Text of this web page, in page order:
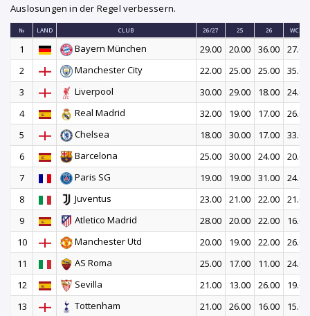
Auslosungen in der Regel verbessern.
№ LAND CLUB 26/27 25 26 WC26
1 Bayern München 29.00 20.00 36.00
27.00
2
Manchester City 22.00 25.00 25.00
35.00
3
Liverpool 30.00 29.00 18.00
24.00
4
Real Madrid 32.00 19.00 17.00
26.00
5
Chelsea 18.00 30.00 17.00
33.00
6
Barcelona 25.00 30.00 24.00
20.00
7
Paris SG 19.00 19.00 31.00
24.00
8
Juventus 23.00 21.00 22.00
21.00
9
Atletico Madrid 28.00 20.00 22.00
16.00
10
Manchester Utd 20.00 19.00 22.00
26.00
11
AS Roma 25.00 17.00 11.00
24.00
12
Sevilla 21.00 13.00 26.00
19.00
13
Tottenham 21.00 26.00 16.00
15.00